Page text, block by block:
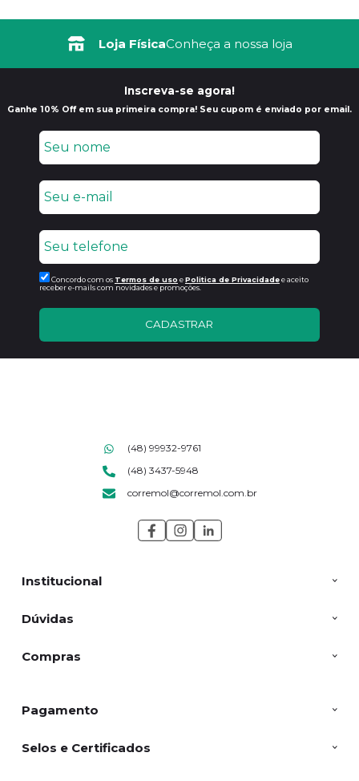
Frete GrátisConsulte Regulamento
Inscreva-se agora!
Ganhe 10% Off em sua primeira compra! Seu cupom é enviado por email.
Concordo com os Termos de uso ePolitica de Privacidadee aceito
receber e-mails com novidades e promoções.
CADASTRAR
Institucional
Dúvidas
Compras
(48) 99932-9761
(48) 3437-5948
corremol@corremol.com.br
Pagamento
Selos e Certificados